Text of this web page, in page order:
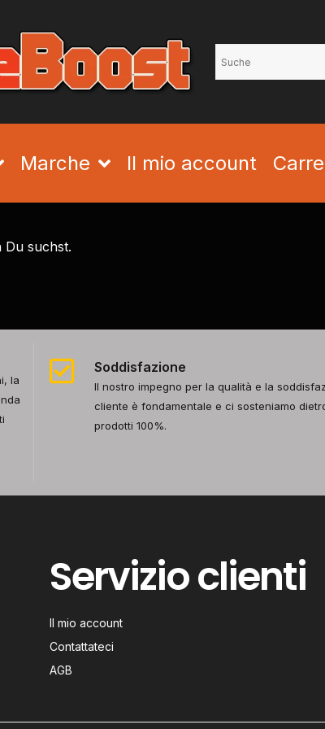
Marche Il mio account
Du suchst.
la
Soddisfazione
Il nostro impegno per la qualità e la
cliente è fondamentale e ci sosteniamo
prodotti 100%.
Servizio clienti
Il mio account
Contattateci
AGB